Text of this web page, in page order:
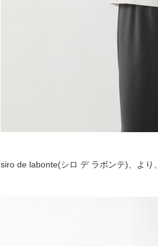
siro de labonte(シロ デ ラボンテ)、より